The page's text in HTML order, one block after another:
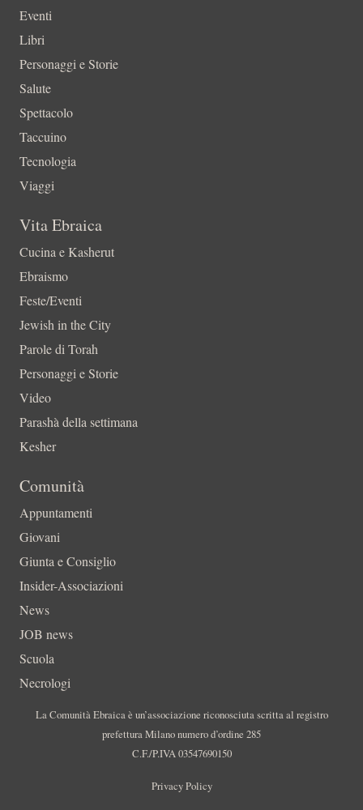
Eventi
Libri
Personaggi e Storie
Salute
Spettacolo
Taccuino
Tecnologia
Viaggi
Vita Ebraica
Cucina e Kasherut
Ebraismo
Feste/Eventi
Jewish in the City
Parole di Torah
Personaggi e Storie
Video
Parashà della settimana
Kesher
Comunità
Appuntamenti
Giovani
Giunta e Consiglio
Insider-Associazioni
News
JOB news
Scuola
Necrologi
La Comunità Ebraica è un’associazione riconosciuta scritta al registro
prefettura Milano numero d’ordine 285
C.F./P.IVA 03547690150
Privacy Policy